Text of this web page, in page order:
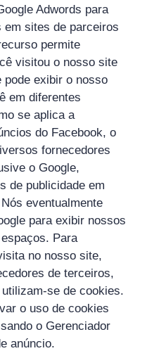
Adwords para
em sites de parceiros
permite
visitou o nosso site
pode exibir o nosso
em diferentes
se aplica a
do Facebook, o
fornecedores
o Google,
de publicidade em
eventualmente
para exibir nossos
Para
no nosso site,
de terceiros,
se de cookies.
o uso de cookies
o Gerenciador
anúncio.